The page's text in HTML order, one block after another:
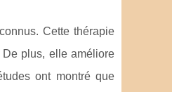
Cette thérapie
plus, elle améliore
ont montré que